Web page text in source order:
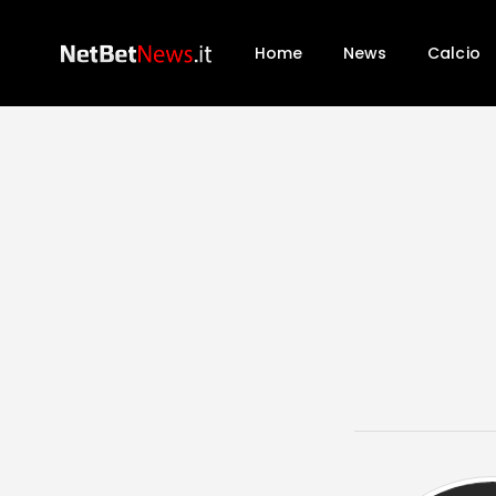
Home News Calcio